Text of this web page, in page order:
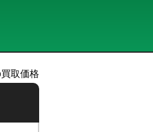
取価格